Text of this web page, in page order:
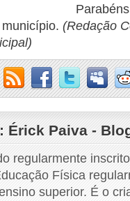
(Redação
Érick Paiva -
regularmente
Física
superior. É o